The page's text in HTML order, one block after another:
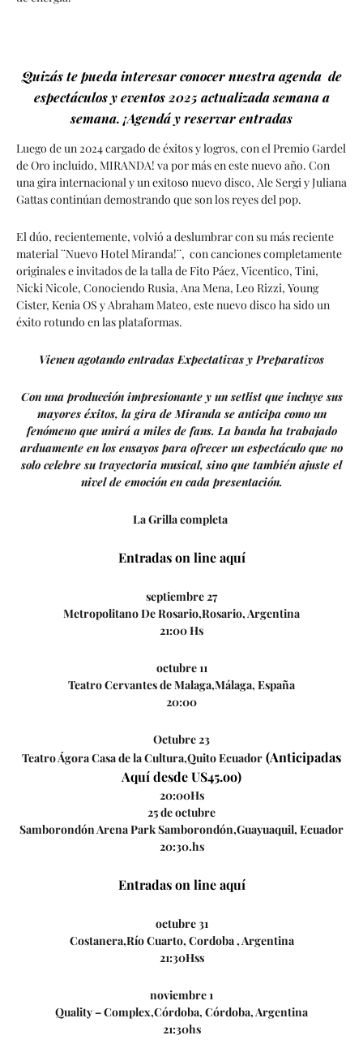
Quizás te pueda interesar conocer nuestra agenda de
espectáculos y eventos 2025 actualizada semana a
semana. ¡Agendá y reservar entradas
Luego de un 2024 cargado de éxitos y logros, con el Premio Gardel
de Oro incluido, MIRANDA! va por más en este nuevo año. Con
una gira internacional y un exitoso nuevo disco, Ale Sergi y Juliana
Gattas continúan demostrando que son los reyes del pop.
El dúo, recientemente, volvió a deslumbrar con su más reciente
material ¨Nuevo Hotel Miranda!¨, con canciones completamente
originales e invitados de la talla de Fito Páez, Vicentico, Tini,
Nicki Nicole, Conociendo Rusia, Ana Mena, Leo Rizzi, Young
Cister, Kenia OS y Abraham Mateo, este nuevo disco ha sido un
éxito rotundo en las plataformas.
Vienen agotando entradas Expectativas y Preparativos
Con una producción impresionante y un setlist que incluye sus
mayores éxitos, la gira de Miranda se anticipa como un
fenómeno que unirá a miles de fans. La banda ha trabajado
arduamente en los ensayos para ofrecer un espectáculo que no
solo celebre su trayectoria musical, sino que también ajuste el
nivel de emoción en cada presentación.
La Grilla completa
Entradas on line aquí
septiembre 27
Metropolitano De Rosario,Rosario, Argentina
21:00 Hs
octubre 11
Teatro Cervantes de Malaga,Málaga, España
20:00
Octubre 23
Teatro Ágora Casa de la Cultura,Quito Ecuador (Anticipadas
Aquí desde US45.oo)
20:00Hs
25 de octubre
Samborondón Arena Park Samborondón,Guayuaquil, Ecuador
20:30.hs
Entradas on line aquí
octubre 31
Costanera,Río Cuarto, Cordoba , Argentina
21:30Hss
noviembre 1
Quality – Complex,Córdoba, Córdoba, Argentina
21:30hs